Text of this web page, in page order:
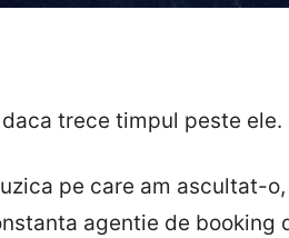
trece timpul peste ele.
pe care am ascultat-o,
agentie de booking